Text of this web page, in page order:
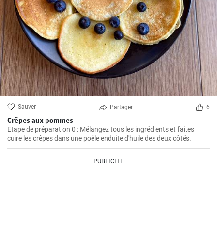
Sauver Partager 6
Crêpes aux pommes
Étape de préparation 0 : Mélangez tous les ingrédients et faites
cuire les crêpes dans une poêle enduite d'huile des deux côtés.
PUBLICITÉ